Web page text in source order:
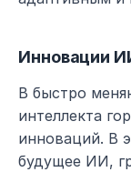
Инновации
В быстро
интеллекта
инноваций. В
будущее ИИ,